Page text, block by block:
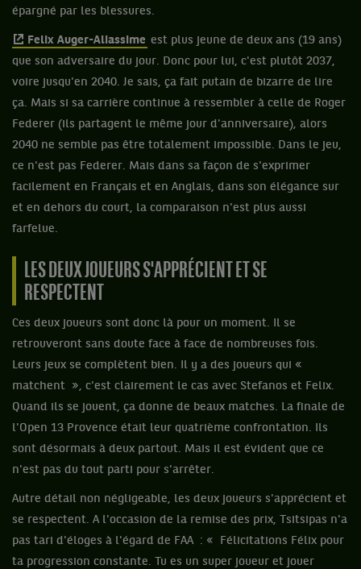
épargné par les blessures.
Felix Auger-Aliassime est plus jeune de deux ans (19 ans)
que son adversaire du jour. Donc pour lui, c'est plutôt 2037,
voire jusqu'en 2040. Je sais, ça fait putain de bizarre de lire
ça. Mais si sa carrière continue à ressembler à celle de Roger
Federer (ils partagent le même jour d'anniversaire), alors
2040 ne semble pas être totalement impossible. Dans le jeu,
ce n'est pas Federer. Mais dans sa façon de s'exprimer
facilement en Français et en Anglais, dans son élégance sur
et en dehors du court, la comparaison n'est plus aussi
farfelue.
LES DEUX JOUEURS S'APPRÉCIENT ET SE
RESPECTENT
Ces deux joueurs sont donc là pour un moment. Il se
retrouveront sans doute face à face de nombreuses fois.
Leurs jeux se complètent bien. Il y a des joueurs qui «
matchent », c'est clairement le cas avec Stefanos et Felix.
Quand ils se jouent, ça donne de beaux matches. La finale de
l'Open 13 Provence était leur quatrième confrontation. Ils
sont désormais à deux partout. Mais il est évident que ce
n'est pas du tout parti pour s'arrêter.
Autre détail non négligeable, les deux joueurs s'apprécient et
se respectent. A l'occasion de la remise des prix, Tsitsipas n'a
pas tari d'éloges à l'égard de FAA : « Félicitations Félix pour
ta progression constante. Tu es un super joueur et jouer